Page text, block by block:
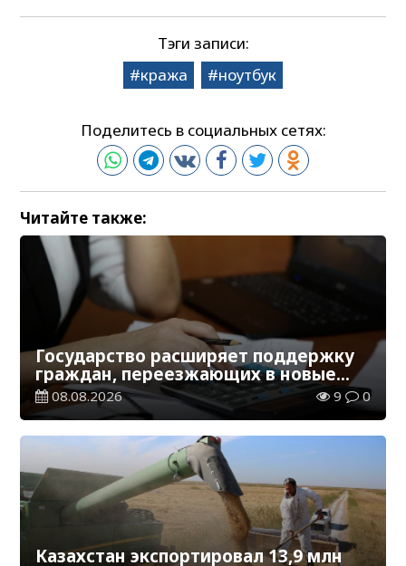
Тэги записи:
кража
ноутбук
Поделитесь в социальных сетях:
Читайте также:
Государство расширяет поддержку
граждан, переезжающих в новые
регионы для работы
08.08.2026 9 0
Казахстан экспортировал 13,9 млн